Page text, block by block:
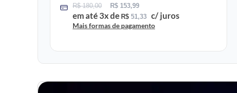
R$180,00 R$ 153,99
em até3x de R$ 51,33 c/ juros
Mais formas de pagamento